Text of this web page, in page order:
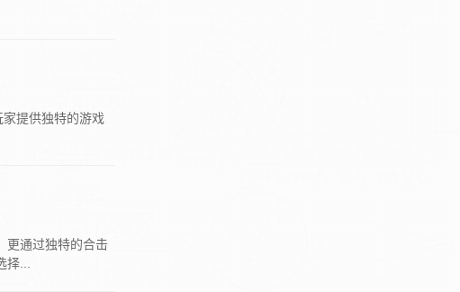
提供独特的游戏
更通过独特的合击
...